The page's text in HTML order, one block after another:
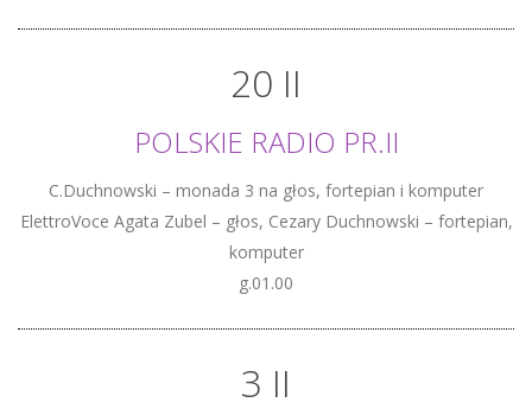
20 II
POLSKIE RADIO PR.II
C.Duchnowski – monada 3 na głos, fortepian i komputer
ElettroVoce Agata Zubel – głos, Cezary Duchnowski – fortepian,
komputer
g.01.00
3 II